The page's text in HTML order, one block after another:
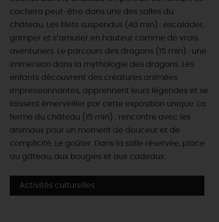
cachera peut-être dans une des salles du
château. Les filets suspendus (40 min) : escalader,
grimper et s’amuser en hauteur comme de vrais
aventuriers. Le parcours des dragons (15 min) : une
immersion dans la mythologie des dragons. Les
enfants découvrent des créatures animées
impressionnantes, apprennent leurs légendes et se
laissent émerveiller par cette exposition unique. La
ferme du château (15 min) : rencontre avec les
animaux pour un moment de douceur et de
complicité. Le goûter. Dans la salle réservée, place
au gâteau, aux bougies et aux cadeaux.
Activités culturelles :